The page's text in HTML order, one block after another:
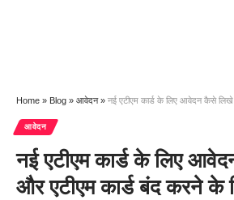
Home » Blog » आवेदन» नई एटीएम कार्ड के लिए आवेदन कैसे लिखे और
आवेदन
नई एटीएम कार्ड के लिए
और एटीएम कार्ड बंद करने के